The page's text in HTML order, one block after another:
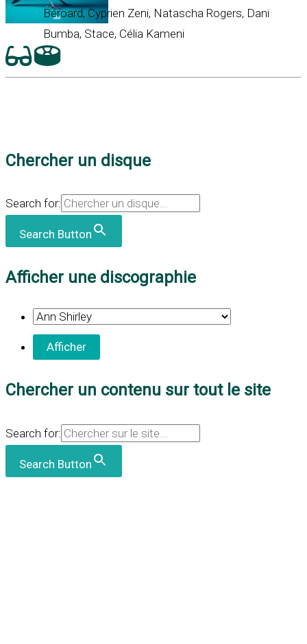
Béroard, Cyprien Zeni, Natascha Rogers, Dani
Bumba, Stace, Célia Kameni
Chercher un disque
Search for:
Search Button
Afficher une discographie
Chercher un contenu sur tout le site
Search for:
Search Button